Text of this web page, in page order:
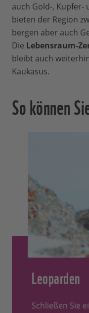
auch Gold-, Kupfer-
bieten der Region
bergen aber auch
Die Lebensraum-
bleibt auch
Kaukasus.
So können
Leoparden
Schließen Sie